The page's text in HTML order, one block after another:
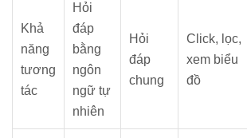
Khả
năng
tương
tác
Hỏi
đáp
bằng
ngôn
ngữ tự
nhiên
Hỏi
đáp
chung
Click, lọc,
xem biểu
đồ